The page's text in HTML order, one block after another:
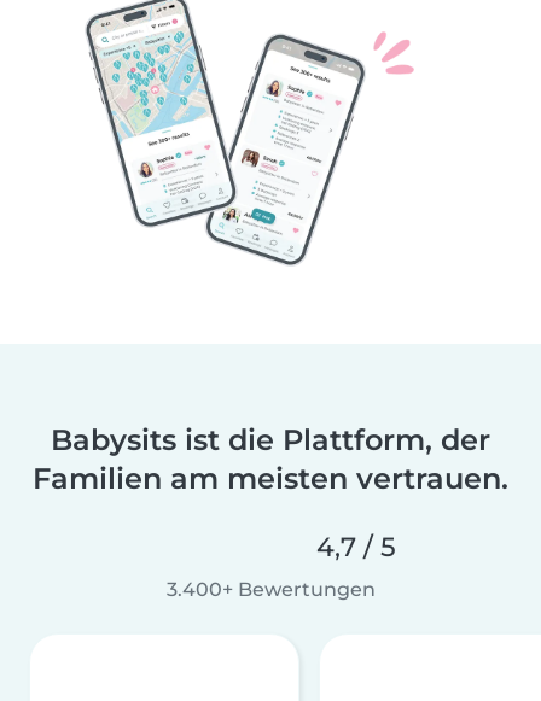
Babysits ist die Plattform, der
Familien am meisten vertrauen.
4,7 / 5
3.400+ Bewertungen